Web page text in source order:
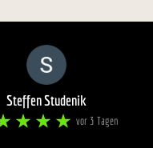
vor 3 Tagen